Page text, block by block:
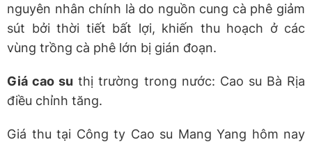
nguyên nhân chính là do nguồn cung cà phê giảm
sút bởi thời tiết bất lợi, khiến thu hoạch ở các
vùng trồng cà phê lớn bị gián đoạn.
Giá cao su thị trường trong nước: Cao su Bà Rịa
điều chỉnh tăng.
Giá thu tại Công ty Cao su Mang Yang hôm nay